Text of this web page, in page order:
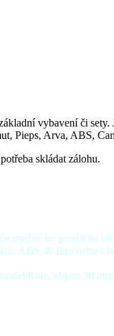
vybavení či
Pieps, Arva, ABS,
skládat zálohu.
možné ho použít na
ABS 40 litrů nebo s
Ride, objem 30 litrů